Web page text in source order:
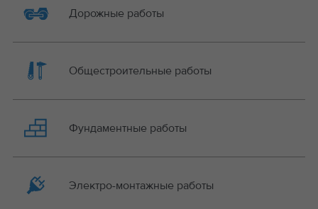
Дорожные работы
Общестроительные работы
Фундаментные работы
Электро-монтажные работы